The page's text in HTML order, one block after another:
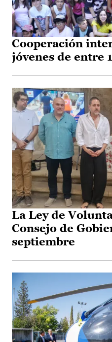
Cooperación
jóvenes de entre
La Ley de
Consejo de
septiembre